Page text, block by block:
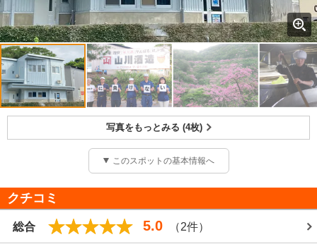
写真をもっとみる (4枚)
このスポットの基本情報へ
クチコミ
総合 5.0 （2件）